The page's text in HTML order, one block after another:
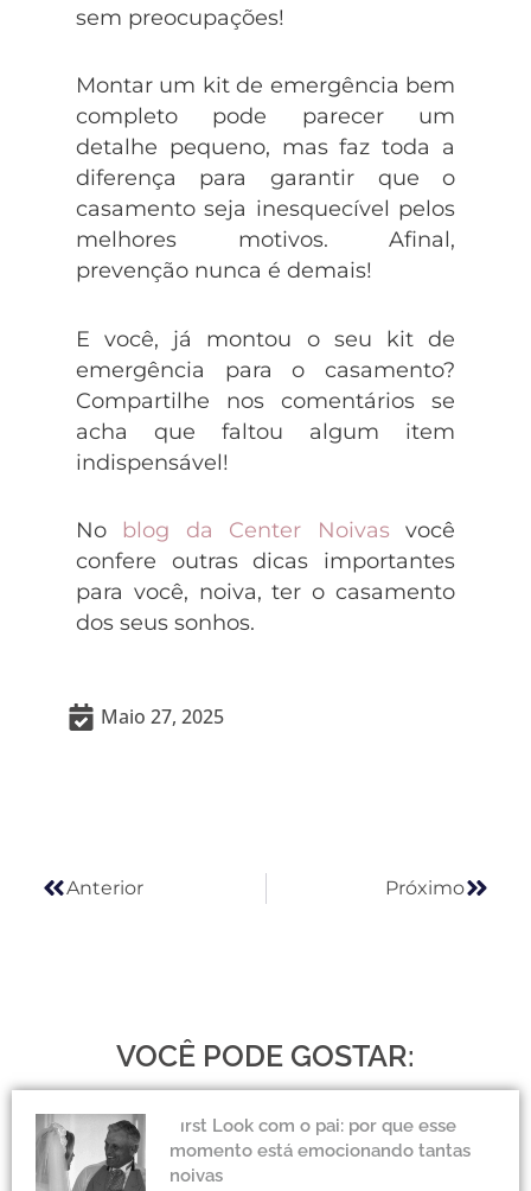
sem preocupações!
Montar um kit de emergência bem
completo pode parecer um
detalhe pequeno, mas faz toda a
diferença para garantir que o
casamento seja inesquecível pelos
melhores motivos. Afinal,
prevenção nunca é demais!
E você, já montou o seu kit de
emergência para o casamento?
Compartilhe nos comentários se
acha que faltou algum item
indispensável!
No blog da Center Noivas você
confere outras dicas importantes
para você, noiva, ter o casamento
dos seus sonhos.
Maio 27, 2025
Anterior Próximo
VOCÊ PODE GOSTAR:
First Look com o pai: por que esse
momento está emocionando tantas
noivas